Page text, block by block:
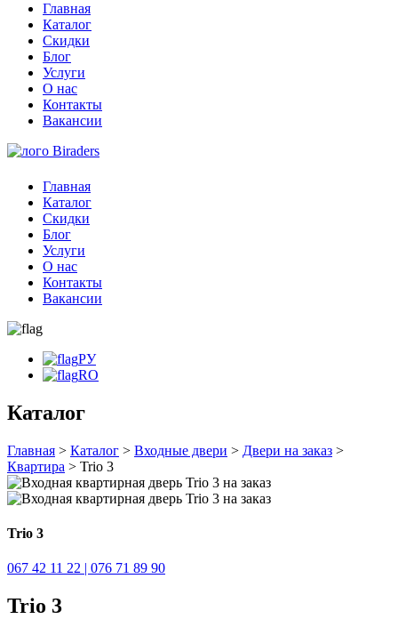
Главная
Каталог
Скидки
Блог
Услуги
О нас
Контакты
Вакансии
Главная
Каталог
Скидки
Блог
Услуги
О нас
Контакты
Вакансии
РУ
RO
Каталог
Главная > Каталог > Входные двери > Двери на заказ >
Квартира > Trio 3
Trio 3
067 42 11 22 | 076 71 89 90
Trio 3